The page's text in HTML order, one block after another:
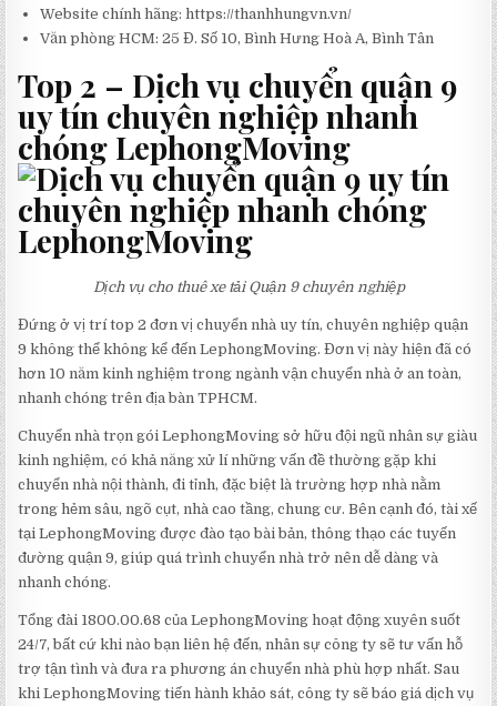
Website chính hãng: https://thanhhungvn.vn/
Văn phòng HCM: 25 Đ. Số 10, Bình Hưng Hoà A, Bình Tân
Top 2 – Dịch vụ chuyển quận 9
uy tín chuyên nghiệp nhanh
chóng LephongMoving
Dịch vụ cho thuê xe tải Quận 9 chuyên nghiệp
Đứng ở vị trí top 2 đơn vị chuyển nhà uy tín, chuyên nghiệp quận
9 không thể không kể đến LephongMoving. Đơn vị này hiện đã có
hơn 10 năm kinh nghiệm trong ngành vận chuyển nhà ở an toàn,
nhanh chóng trên địa bàn TPHCM.
Chuyển nhà trọn gói LephongMoving sở hữu đội ngũ nhân sự giàu
kinh nghiệm, có khả năng xử lí những vấn đề thường gặp khi
chuyển nhà nội thành, đi tỉnh, đặc biệt là trường hợp nhà nằm
trong hẻm sâu, ngõ cụt, nhà cao tầng, chung cư. Bên cạnh đó, tài xế
tại LephongMoving được đào tạo bài bản, thông thạo các tuyến
đường quận 9, giúp quá trình chuyển nhà trở nên dễ dàng và
nhanh chóng.
Tổng đài 1800.00.68 của LephongMoving hoạt động xuyên suốt
24/7, bất cứ khi nào bạn liên hệ đến, nhân sự công ty sẽ tư vấn hỗ
trợ tận tình và đưa ra phương án chuyển nhà phù hợp nhất. Sau
khi LephongMoving tiến hành khảo sát, công ty sẽ báo giá dịch vụ